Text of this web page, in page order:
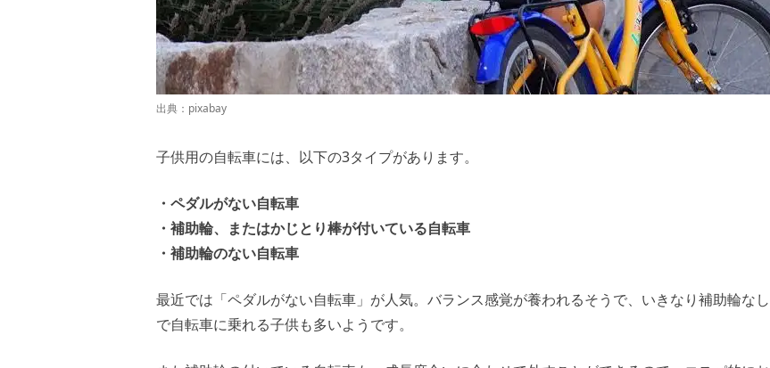
出典： pixabay
子供用の自転車には、以下の3タイプがあります。
・ペダルがない自転車
・補助輪、またはかじとり棒が付いている自転車
・補助輪のない自転車
最近では「ペダルがない自転車」が人気。バランス感覚が養われるそうで、いきなり補助輪なし
で自転車に乗れる子供も多いようです。